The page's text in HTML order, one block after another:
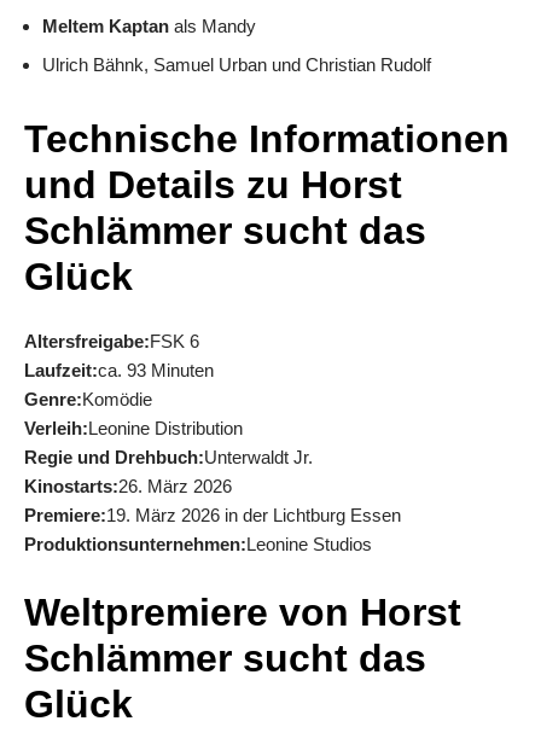
Meltem Kaptan als Mandy
Ulrich Bähnk, Samuel Urban und Christian Rudolf
Technische Informationen
und Details zu Horst
Schlämmer sucht das
Glück
Altersfreigabe:FSK 6
Laufzeit:ca. 93 Minuten
Genre:Komödie
Verleih:Leonine Distribution
Regie und Drehbuch:Unterwaldt Jr.
Kinostarts:26. März 2026
Premiere:19. März 2026 in der Lichtburg Essen
Produktionsunternehmen:Leonine Studios
Weltpremiere von Horst
Schlämmer sucht das
Glück